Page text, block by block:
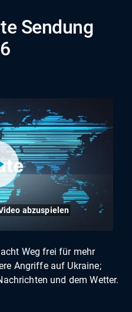
Sendung
abzuspielen
Weg frei für mehr
Angriffe auf Ukraine;
und dem Wetter.